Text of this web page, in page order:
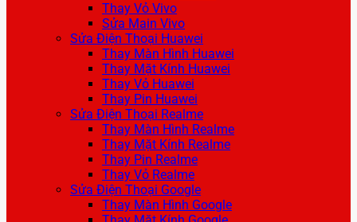
Thay Vỏ Vivo
Sửa Main Vivo
Sửa Điện Thoại Huawei
Thay Màn Hình Huawei
Thay Mặt Kính Huawei
Thay Vỏ Huawei
Thay Pin Huawei
Sửa Điện Thoại Realme
Thay Màn Hình Realme
Thay Mặt Kính Realme
Thay Pin Realme
Thay Vỏ Realme
Sửa Điện Thoại Google
Thay Màn Hình Google